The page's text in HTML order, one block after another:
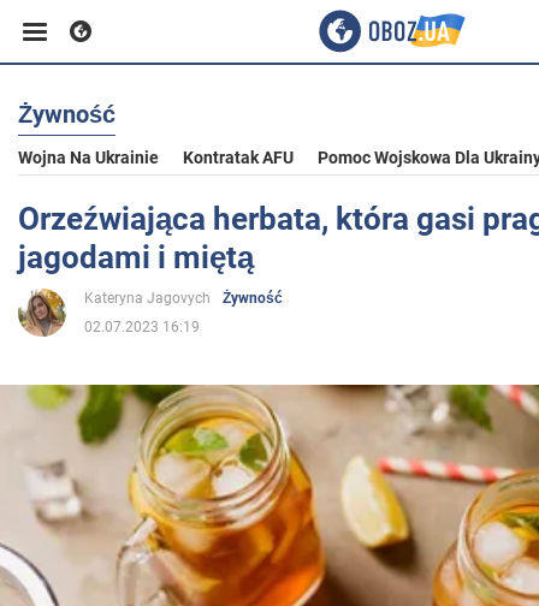
Biznes
Sport
Rozrywka
Polityka
Społeczeństwo
Wojna na Ukrainie
Żywność
Wojna Na Ukrainie Kontratak AFU Pomoc Wojskowa Dla
Orzeźwiająca herbata, która gasi
jagodami i miętą
Kateryna Jagovych
Żywność
02.07.2023 16:19